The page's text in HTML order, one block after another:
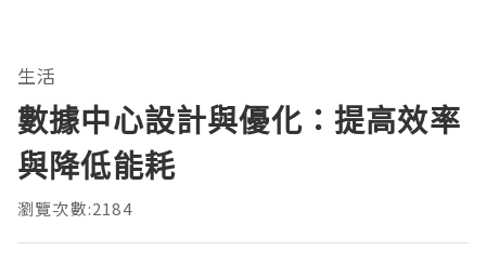
生活
數據中心設計與優化：提高效率
與降低能耗
瀏覽次數:2184